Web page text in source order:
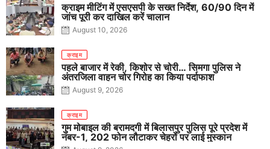
क्राइम मीटिंग में एसएसपी के सख्त निर्देश, 60/90 दिन में
जांच पूरी कर दाखिल करें चालान
August 10, 2026
क्राइम
पहले बाजार में रेकी, किशोर से चोरी… सिमगा पुलिस ने
अंतरजिला वाहन चोर गिरोह का किया पर्दाफाश
August 9, 2026
क्राइम
गुम मोबाइल की बरामदगी में बिलासपुर पुलिस पूरे प्रदेश में
नंबर-1, 202 फोन लौटाकर चेहरों पर लाई मुस्कान